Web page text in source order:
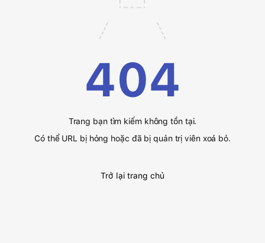
404
Trang bạn tìm kiếm không tồn tại.
Có thể URL bị hỏng hoặc đã bị quản trị viên xoá bỏ.
Trở lại trang chủ